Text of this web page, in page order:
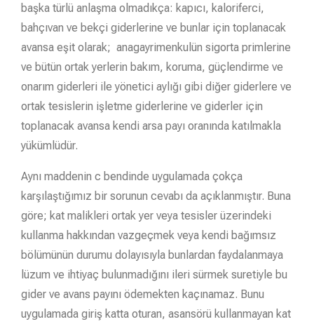
başka türlü anlaşma olmadıkça: kapıcı, kaloriferci,
bahçıvan ve bekçi giderlerine ve bunlar için toplanacak
avansa eşit olarak; anagayrimenkulün sigorta primlerine
ve bütün ortak yerlerin bakım, koruma, güçlendirme ve
onarım giderleri ile yönetici aylığı gibi diğer giderlere ve
ortak tesislerin işletme giderlerine ve giderler için
toplanacak avansa kendi arsa payı oranında katılmakla
yükümlüdür.
Aynı maddenin c bendinde uygulamada çokça
karşılaştığımız bir sorunun cevabı da açıklanmıştır. Buna
göre; kat malikleri ortak yer veya tesisler üzerindeki
kullanma hakkından vazgeçmek veya kendi bağımsız
bölümünün durumu dolayısıyla bunlardan faydalanmaya
lüzum ve ihtiyaç bulunmadığını ileri sürmek suretiyle bu
gider ve avans payını ödemekten kaçınamaz. Bunu
uygulamada giriş katta oturan, asansörü kullanmayan kat